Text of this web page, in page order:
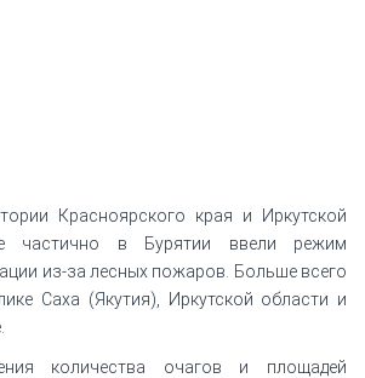
Красноярского края и Иркутской
частично в Бурятии ввели режим
из-за лесных пожаров. Больше всего
Саха (Якутия), Иркутской области и
количества очагов и площадей